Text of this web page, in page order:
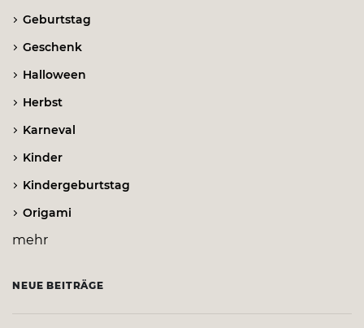
Geburtstag
Geschenk
Halloween
Herbst
Karneval
Kinder
Kindergeburtstag
Origami
mehr
NEUE BEITRÄGE